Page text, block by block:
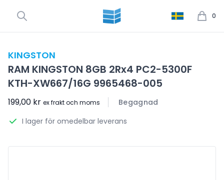
0
KINGSTON
RAM KINGSTON 8GB 2Rx4 PC2-5300F
KTH-XW667/16G 9965468-005
199,00 kr ex frakt och moms
Begagnad
I lager för omedelbar leverans